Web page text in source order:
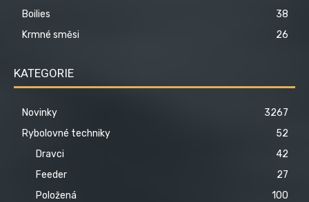
Boilies
38
Krmné směsi
26
KATEGORIE
Novinky
3267
Rybolovné techniky
52
Dravci
42
Feeder
27
Položená
100